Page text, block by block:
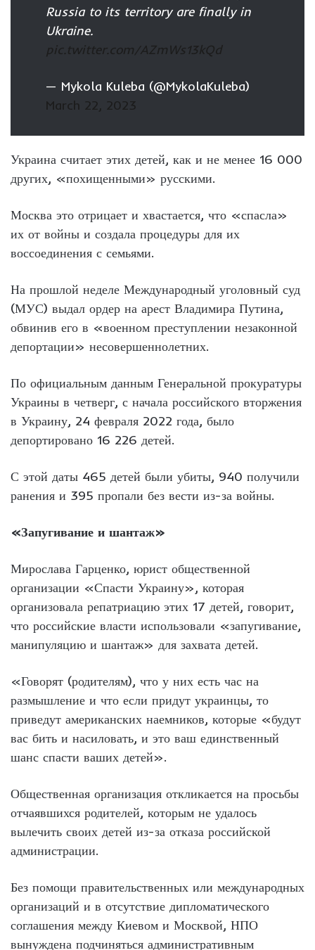
Russia to its territory are finally in
Ukraine.
pic.twitter.com/AZmWs13kQd
— Mykola Kuleba (@MykolaKuleba)
March 22, 2023
Украина считает этих детей, как и не менее 16 000
других, «похищенными» русскими.
Москва это отрицает и хвастается, что «спасла»
их от войны и создала процедуры для их
воссоединения с семьями.
На прошлой неделе Международный уголовный суд
(МУС) выдал ордер на арест Владимира Путина,
обвинив его в «военном преступлении незаконной
депортации» несовершеннолетних.
По официальным данным Генеральной прокуратуры
Украины в четверг, с начала российского вторжения
в Украину, 24 февраля 2022 года, было
депортировано 16 226 детей.
С этой даты 465 детей были убиты, 940 получили
ранения и 395 пропали без вести из-за войны.
«Запугивание и шантаж»
Мирослава Гарценко, юрист общественной
организации «Спасти Украину», которая
организовала репатриацию этих 17 детей, говорит,
что российские власти использовали «запугивание,
манипуляцию и шантаж» для захвата детей.
«Говорят (родителям), что у них есть час на
размышление и что если придут украинцы, то
приведут американских наемников, которые «будут
вас бить и насиловать, и это ваш единственный
шанс спасти ваших детей».
Общественная организация откликается на просьбы
отчаявшихся родителей, которым не удалось
вылечить своих детей из-за отказа российской
администрации.
Без помощи правительственных или международных
организаций и в отсутствие дипломатического
соглашения между Киевом и Москвой, НПО
вынуждена подчиняться административным